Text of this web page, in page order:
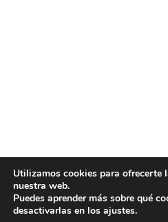
Utilizamos cookies para ofrecerte
nuestra web.
Puedes aprender más sobre qué
desactivarlas en los ajustes.